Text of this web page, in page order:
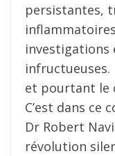
persistantes,
investigations
infructueuses.
et pourtant le
C’est dans ce
Dr Robert
révolution